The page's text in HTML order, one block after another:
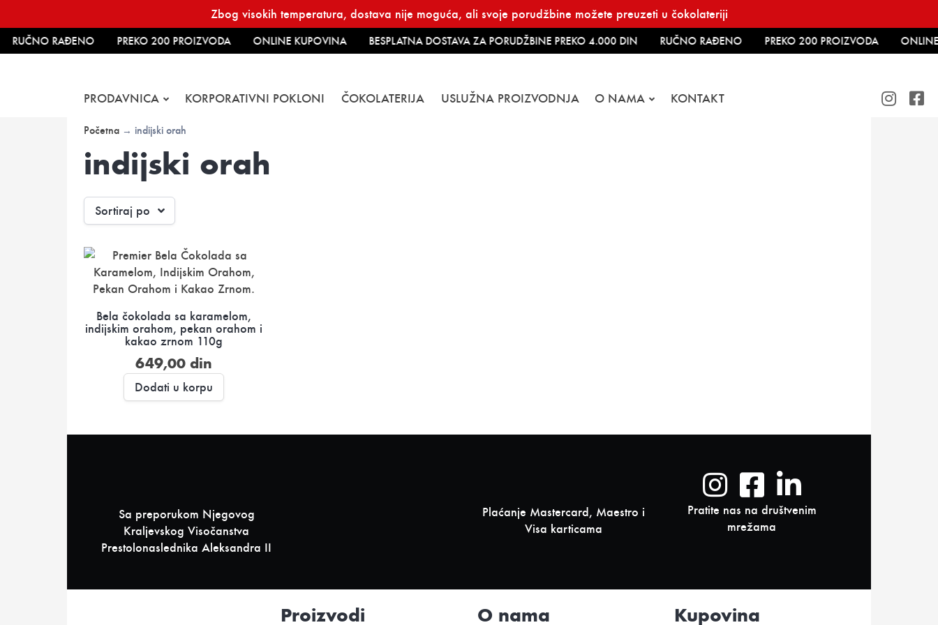
to
content
Zbog visokih temperatura, dostava nije moguća, ali svoje porudžbine možete preuzeti u čokolateriji
RUČNO RAĐENO PREKO 200 PROIZVODA ONLINE KUPOVINA BESPLATNA DOSTAVA ZA PORUDŽBINE PREKO 4.000 DIN RUČNO RAĐENO PREKO 200 PROIZVODA
PRODAVNICA KORPORATIVNI POKLONI ČOKOLATERIJA USLUŽNA PROIZVODNJA O NAMA KONTAKT
Početna → indijski orah
indijski orah
Sortiraj po
Bela čokolada sa karamelom,
indijskim orahom, pekan orahom i
kakao zrnom 110g
649,00 din
Dodati u korpu
Sa preporukom Njegovog
Kraljevskog Visočanstva
Prestolonaslednika Aleksandra II
Plaćanje Mastercard, Maestro i
Visa karticama
Pratite nas na društvenim
mrežama
Proizvodi O nama Kupovina